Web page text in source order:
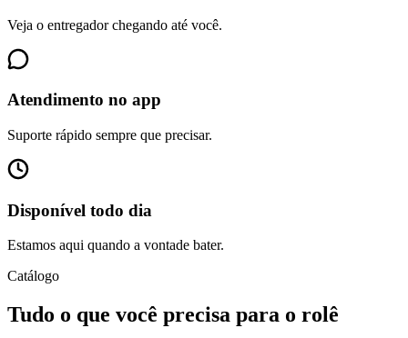
Veja o entregador chegando até você.
Atendimento no app
Suporte rápido sempre que precisar.
Disponível todo dia
Estamos aqui quando a vontade bater.
Catálogo
Tudo o que você precisa para o rolê